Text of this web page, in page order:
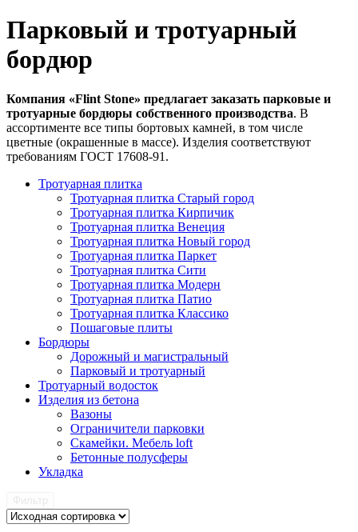
Парковый и тротуарный
бордюр
Компания «Flint Stone» предлагает заказать парковые и
тротуарные бордюры собственного производства. В
ассортименте все типы бортовых камней, в том числе
цветные (окрашенные в массе). Изделия соответствуют
требованиям ГОСТ 17608-91.
Тротуарная плитка
Тротуарная плитка Старый город
Тротуарная плитка Кирпичик
Тротуарная плитка Венеция
Тротуарная плитка Новый город
Тротуарная плитка Паркет
Тротуарная плитка Сити
Тротуарная плитка Модерн
Тротуарная плитка Патио
Тротуарная плитка Классико
Пошаговые плиты
Бордюры
Дорожный и магистральный
Парковый и тротуарный
Тротуарный водосток
Изделия из бетона
Вазоны
Ограничители парковки
Скамейки. Мебель loft
Бетонные полусферы
Укладка